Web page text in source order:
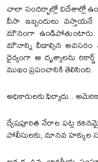
చాలా సందర్భాల్లో విదేశాల్లో
వీసా ఇబ్బందులు
మౌనంగా ఉండిపోతుంటారు.
మౌనాన్ని వీడాల్సిన అవసరం
ధైర్యంగా ఆ దృశ్యాలను
ముఖం ప్రపంచానికి తెలిసింది.
అధికారులకు ఫిర్యాదు..
ద్వేషపూరిత నేరాల పట్ల
పోలీసులకు, మానవ హక్కుల